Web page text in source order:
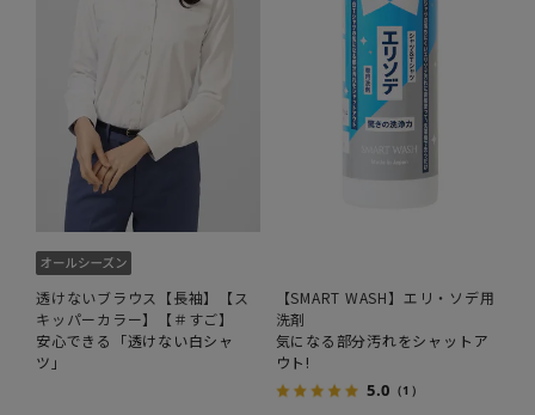
透けないブラウス【長袖】【ス
キッパーカラー】【＃すご】
安心できる「透けない白シャ
ツ」
【SMART WASH】エリ・ソデ用
洗剤
気になる部分汚れをシャットア
ウト!
5.0 （1）